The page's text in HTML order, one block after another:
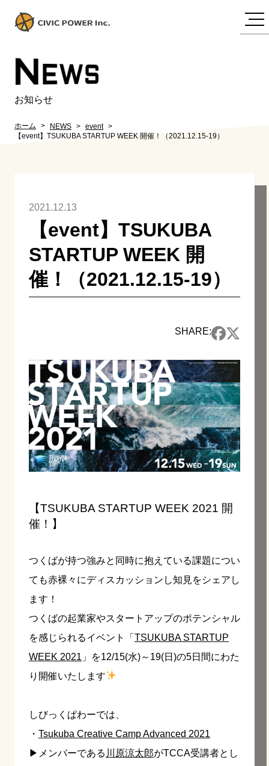
NEWS
お知らせ
ホーム NEWS
event
【event】TSUKUBA STARTUP WEEK 開催！（2021.12.15-19）
2021.12.13
【event】TSUKUBA
STARTUP WEEK 開
催！（2021.12.15-19）
SHARE:
【TSUKUBA STARTUP WEEK 2021 開
催！】
つくばが持つ強みと同時に抱えている課題につい
ても赤裸々にディスカッションし知見をシェアし
ます！
つくばの起業家やスタートアップのポテンシャル
を感じられるイベント「 TSUKUBA STARTUP
WEEK 2021 」を12/15(水)～19(日)の5日間にわた
り開催いたします
しびっくぱわーでは、
・ Tsukuba Creative Camp Advanced 2021
▶︎メンバーである 川原涼太郎がTCCA受講者とし